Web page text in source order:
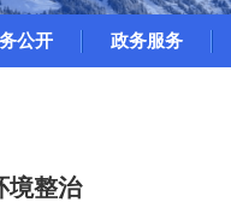
公开 政务服务
境整治